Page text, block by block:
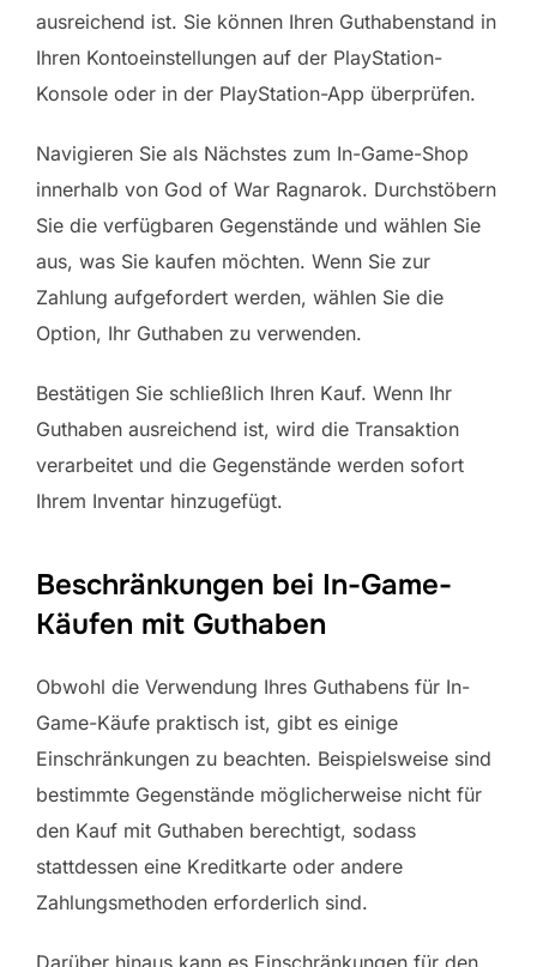
ausreichend ist. Sie können Ihren Guthabenstand in
Ihren Kontoeinstellungen auf der PlayStation-
Konsole oder in der PlayStation-App überprüfen.
Navigieren Sie als Nächstes zum In-Game-Shop
innerhalb von God of War Ragnarok. Durchstöbern
Sie die verfügbaren Gegenstände und wählen Sie
aus, was Sie kaufen möchten. Wenn Sie zur
Zahlung aufgefordert werden, wählen Sie die
Option, Ihr Guthaben zu verwenden.
Bestätigen Sie schließlich Ihren Kauf. Wenn Ihr
Guthaben ausreichend ist, wird die Transaktion
verarbeitet und die Gegenstände werden sofort
Ihrem Inventar hinzugefügt.
Beschränkungen bei In-Game-
Käufen mit Guthaben
Obwohl die Verwendung Ihres Guthabens für In-
Game-Käufe praktisch ist, gibt es einige
Einschränkungen zu beachten. Beispielsweise sind
bestimmte Gegenstände möglicherweise nicht für
den Kauf mit Guthaben berechtigt, sodass
stattdessen eine Kreditkarte oder andere
Zahlungsmethoden erforderlich sind.